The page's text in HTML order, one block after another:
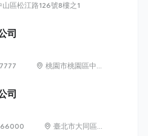
山區松江路126號8樓之1
司
桃園市桃園區中正
司
臺北市大同區承